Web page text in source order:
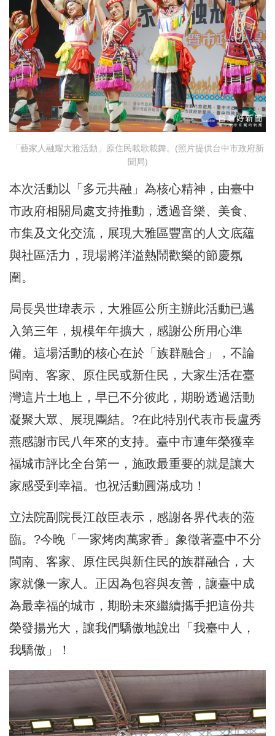
「藝家人融耀大雅活動」原住民載歌載舞。(照片提供台中市政府新
聞局)
本次活動以「多元共融」為核心精神，由臺中
市政府相關局處支持推動，透過音樂、美食、
市集及文化交流，展現大雅區豐富的人文底蘊
與社區活力，現場將洋溢熱鬧歡樂的節慶氛
圍。
局長吳世瑋表示，大雅區公所主辦此活動已邁
入第三年，規模年年擴大，感謝公所用心準
備。這場活動的核心在於「族群融合」，不論
閩南、客家、原住民或新住民，大家生活在臺
灣這片土地上，早已不分彼此，期盼透過活動
凝聚大眾、展現團結。?在此特別代表市長盧秀
燕感謝市民八年來的支持。臺中市連年榮獲幸
福城市評比全台第一，施政最重要的就是讓大
家感受到幸福。也祝活動圓滿成功！
立法院副院長江啟臣表示，感謝各界代表的蒞
臨。?今晚「一家烤肉萬家香」象徵著臺中不分
閩南、客家、原住民與新住民的族群融合，大
家就像一家人。正因為包容與友善，讓臺中成
為最幸福的城市，期盼未來繼續攜手把這份共
榮發揚光大，讓我們驕傲地說出「我臺中人，
我驕傲」！